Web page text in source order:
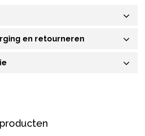
en retourneren